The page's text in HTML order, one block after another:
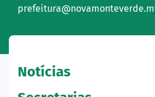
Notícias